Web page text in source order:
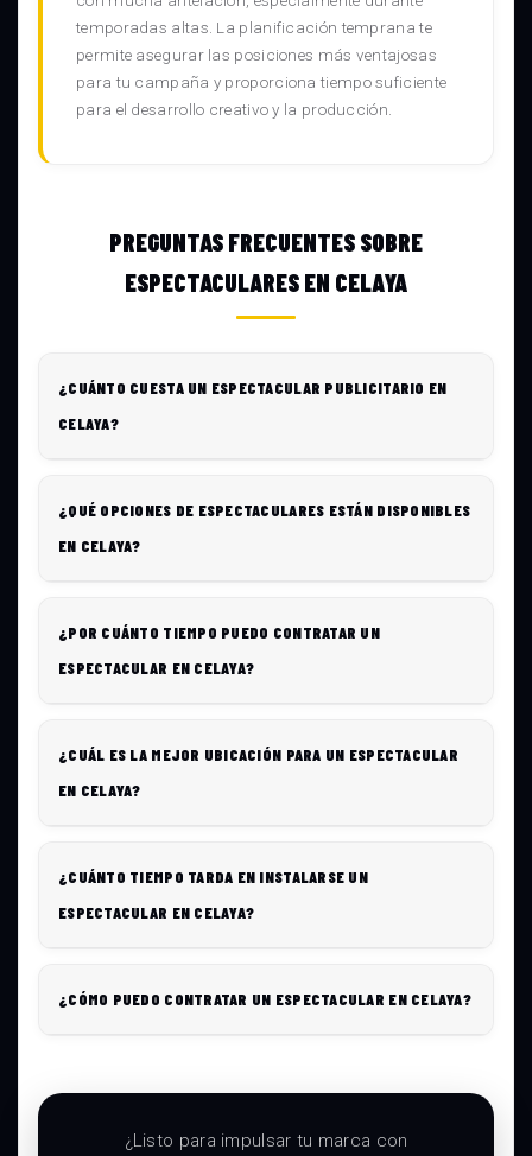
temporadas altas. La planificación temprana te
permite asegurar las posiciones más ventajosas
para tu campaña y proporciona tiempo suficiente
para el desarrollo creativo y la producción.
PREGUNTAS FRECUENTES SOBRE
ESPECTACULARES EN CELAYA
¿CUÁNTO CUESTA UN ESPECTACULAR PUBLICITARIO EN
CELAYA?
¿QUÉ OPCIONES DE ESPECTACULARES ESTÁN DISPONIBLES
EN CELAYA?
¿POR CUÁNTO TIEMPO PUEDO CONTRATAR UN
ESPECTACULAR EN CELAYA?
¿CUÁL ES LA MEJOR UBICACIÓN PARA UN ESPECTACULAR
EN CELAYA?
¿CUÁNTO TIEMPO TARDA EN INSTALARSE UN
ESPECTACULAR EN CELAYA?
¿CÓMO PUEDO CONTRATAR UN ESPECTACULAR EN CELAYA?
¿Listo para impulsar tu marca con